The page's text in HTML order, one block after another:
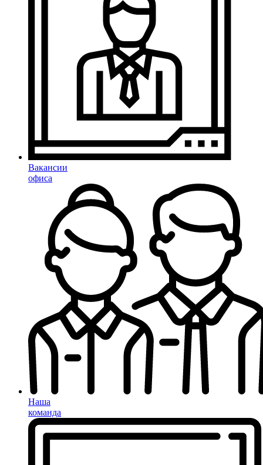
Вакансии
офиса
Наша
команда